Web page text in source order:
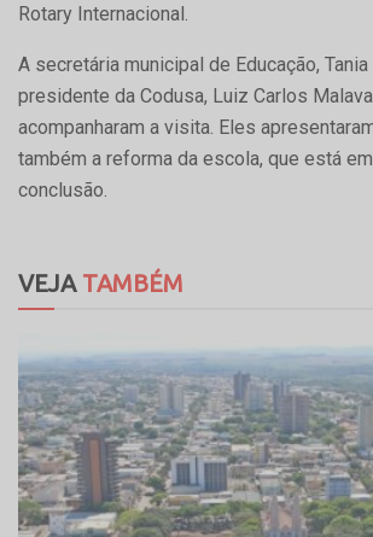
Rotary Internacional.
A secretária municipal de Educação, Tania
presidente da Codusa, Luiz Carlos
acompanharam a visita. Eles
também a reforma da escola, que está
conclusão.
VEJATAMBÉM